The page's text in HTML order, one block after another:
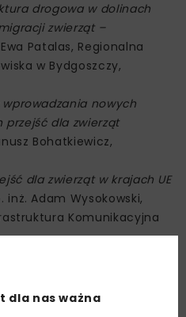
drogowa w dolinach
zwierząt –
Patalas, Regionalna
w Bydgoszczy,
nowych
dla zwierząt
Bohatkiewicz,
dla zwierząt w krajach UE
inż. Adam Wysokowski,
Komunikacyjna
o konstrukcji
bezpieczne w dobie
Analiza rozwiązań
dla nas ważna